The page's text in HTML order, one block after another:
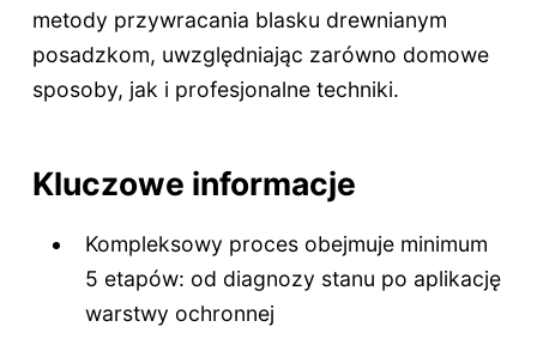
metody przywracania blasku drewnianym
posadzkom, uwzględniając zarówno domowe
sposoby, jak i profesjonalne techniki.
Kluczowe informacje
Kompleksowy proces obejmuje minimum
5 etapów: od diagnozy stanu po aplikację
warstwy ochronnej